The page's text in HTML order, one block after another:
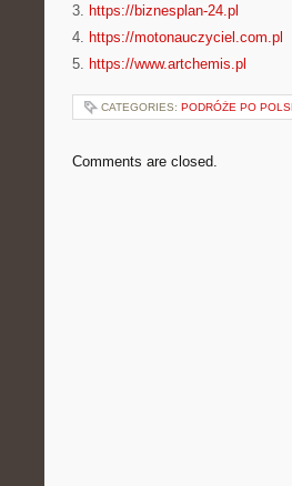
3. https://biznesplan-24.pl
4. https://motonauczyciel.com.pl
5. https://www.artchemis.pl
CATEGORIES: PODRÓŻE PO
Comments are closed.